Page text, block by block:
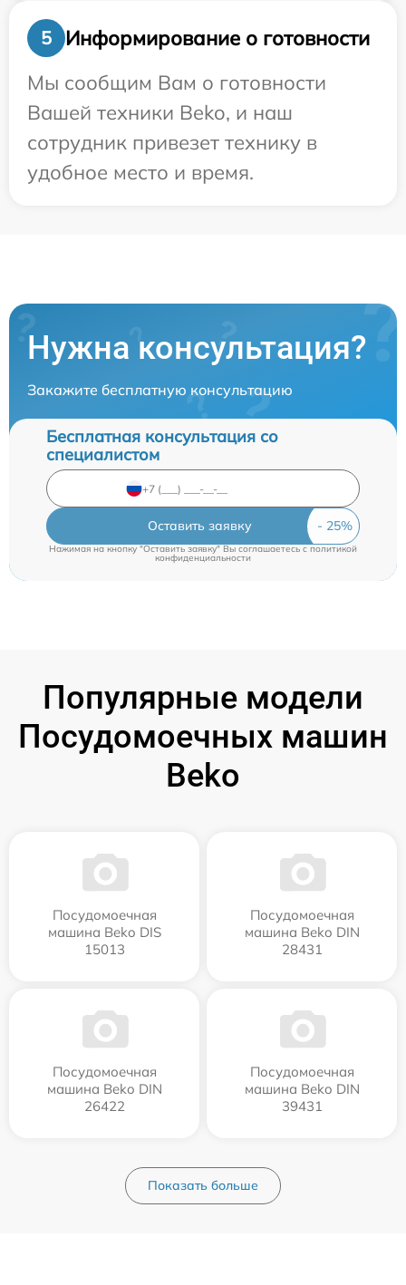
5
Информирование о готовности
Мы сообщим Вам о готовности
Вашей техники Beko, и наш
сотрудник привезет технику в
удобное место и время.
Нужна консультация?
Закажите бесплатную консультацию
Бесплатная консультация со
специалистом
Оставить заявку
Нажимая на кнопку "Оставить заявку" Вы соглашаетесь cполитикой
конфиденциальности
Популярные модели
Посудомоечных машин
Beko
Посудомоечная
машина Beko DIS
15013
Посудомоечная
машина Beko DIN
28431
Посудомоечная
машина Beko DIN
26422
Посудомоечная
машина Beko DIN
39431
Показать больше